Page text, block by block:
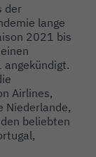
der
lange
2021 bis
Airlines,
Niederlande,
beliebten